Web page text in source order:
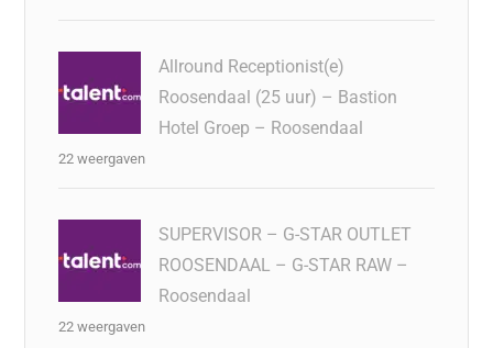
Allround Receptionist(e)
Roosendaal (25 uur) – Bastion
Hotel Groep – Roosendaal
22 weergaven
SUPERVISOR – G-STAR OUTLET
ROOSENDAAL – G-STAR RAW –
Roosendaal
22 weergaven